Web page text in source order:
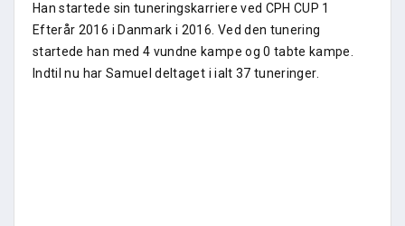
Han startede sin tuneringskarriere ved CPH CUP 1
Efterår 2016 i Danmark i 2016. Ved den tunering
startede han med 4 vundne kampe og 0 tabte kampe.
Indtil nu har Samuel deltaget i ialt 37 tuneringer.